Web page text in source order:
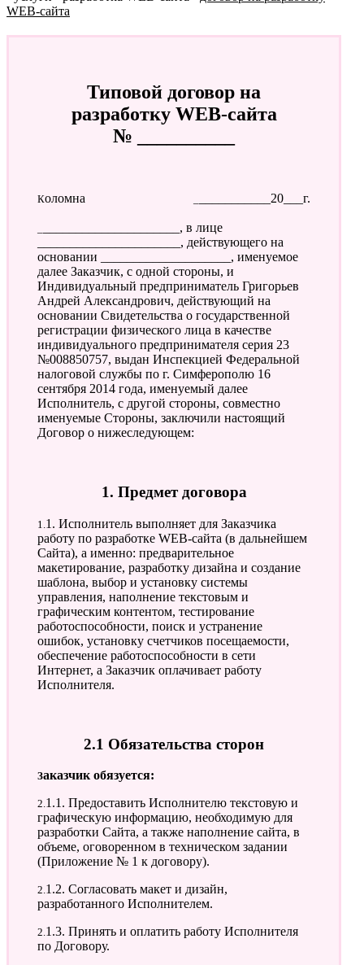
WEB-сайта
Типовой договор на
разработку WEB-сайта
№ __________
____________20___г.
Коломна
______________________, действующего на
основании ____________________, именуемое
далее Заказчик, с одной стороны, и
Индивидуальный предприниматель Григорьев
Андрей Александрович, действующий на
основании Свидетельства о государственной
регистрации физического лица в качестве
индивидуального предпринимателя серия 23
№008850757, выдан Инспекцией Федеральной
налоговой службы по г. Симферополю 16
сентября 2014 года, именуемый далее
Исполнитель, с другой стороны, совместно
именуемые Стороны, заключили настоящий
Договор о нижеследующем:
1. Предмет договора
1.1. Исполнитель выполняет для Заказчика
работу по разработке WEB-сайта (в дальнейшем
Сайта), а именно: предварительное
макетирование, разработку дизайна и создание
шаблона, выбор и установку системы
управления, наполнение текстовым и
графическим контентом, тестирование
работоспособности, поиск и устранение
ошибок, установку счетчиков посещаемости,
обеспечение работоспособности в сети
Интернет, а Заказчик оплачивает работу
Исполнителя.
2.1 Обязательства сторон
Заказчик обязуется:
2.1.1. Предоставить Исполнителю текстовую и
графическую информацию, необходимую для
разработки Сайта, а также наполнение сайта, в
объеме, оговоренном в техническом задании
(Приложение № 1 к договору).
2.1.2. Согласовать макет и дизайн,
разработанного Исполнителем.
2.1.3. Принять и оплатить работу Исполнителя
по Договору.